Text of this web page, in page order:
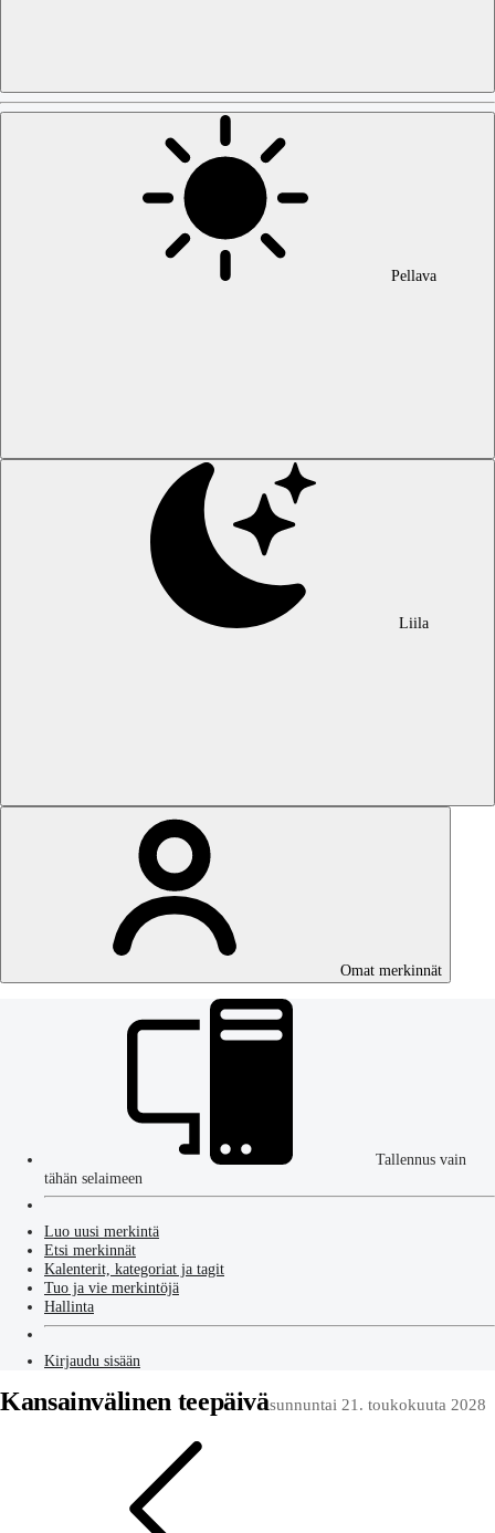
Pellava
Liila
Omat merkinnät
Tallennus vain
tähän selaimeen
Luo uusi merkintä
Etsi merkinnät
Kalenterit, kategoriat ja tagit
Tuo ja vie merkintöjä
Hallinta
Kirjaudu sisään
Kansainvälinen teepäiväsunnuntai 21. toukokuuta 2028